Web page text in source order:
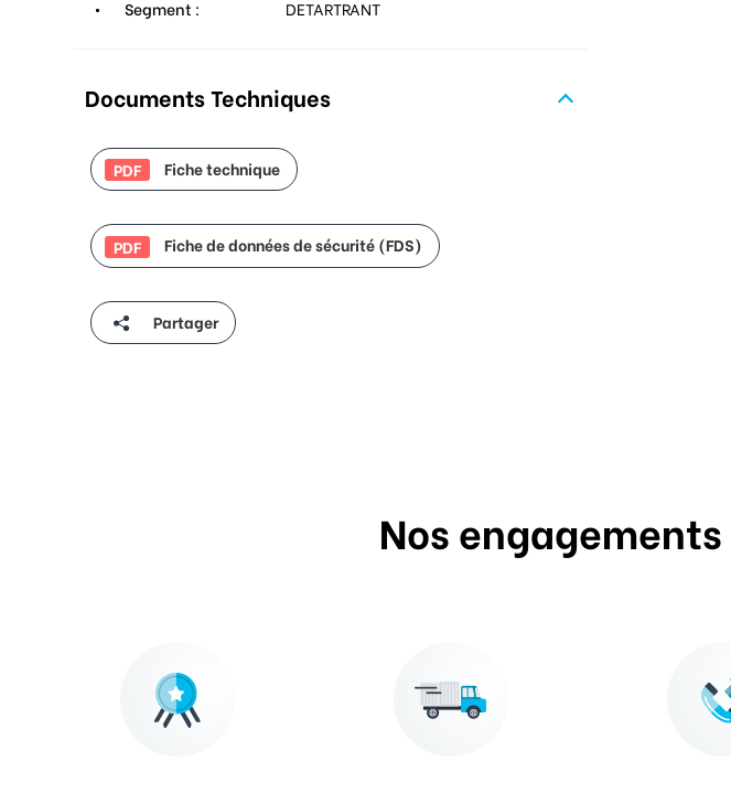
Segment : DETARTRANT
Documents Techniques
PDF Fiche technique
PDF Fiche de données de sécurité (FDS)
Partager
Nos